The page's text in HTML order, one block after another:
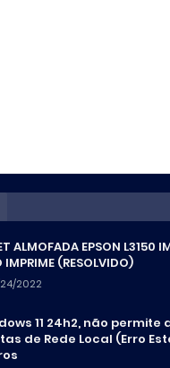
ALMOFADA EPSON L3150
IMPRIME (RESOLVIDO)
2022
11 24h2, não permite
de Rede Local (Erro